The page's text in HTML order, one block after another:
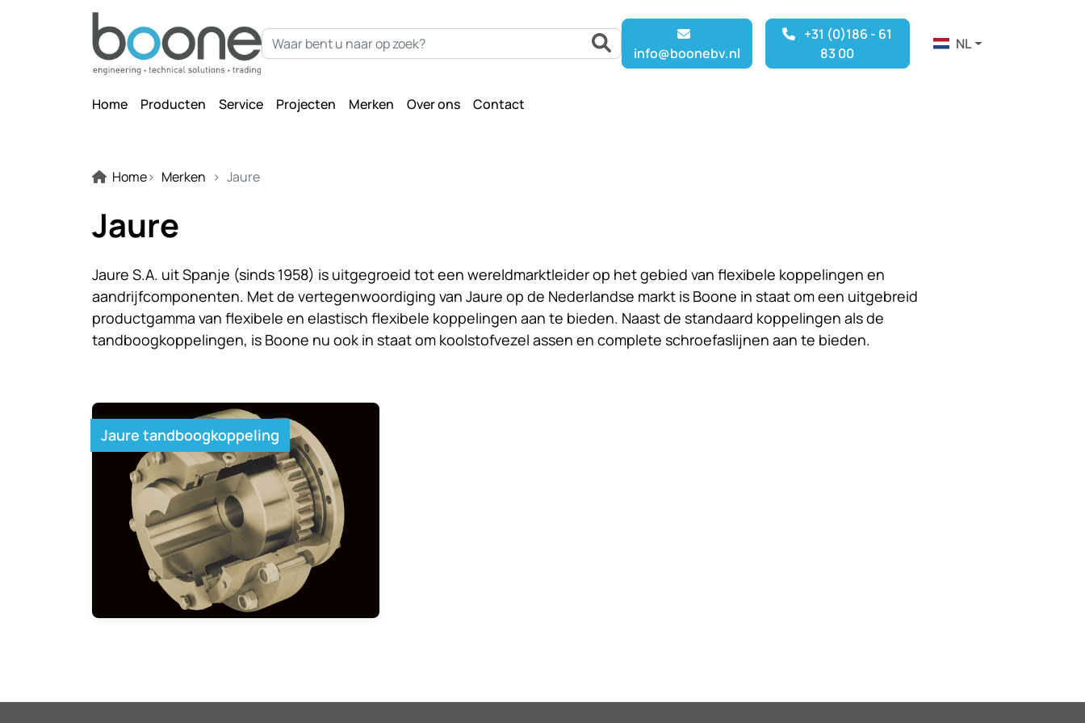
info@boonebv.nl
+31 (0)186 - 61
83 00
NL
Home Producten Service Projecten Merken Over ons Contact
Home Merken Jaure
Jaure
Jaure S.A. uit Spanje (sinds 1958) is uitgegroeid tot een wereldmarktleider op het gebied van flexibele koppelingen en
aandrijfcomponenten. Met de vertegenwoordiging van Jaure op de Nederlandse markt is Boone in staat om een uitgebreid
productgamma van flexibele en elastisch flexibele koppelingen aan te bieden. Naast de standaard koppelingen als de
tandboogkoppelingen, is Boone nu ook in staat om koolstofvezel assen en complete schroefaslijnen aan te bieden.
Jaure tandboogkoppeling